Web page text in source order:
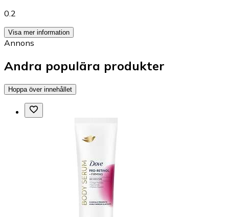
0.2
Visa mer information
Annons
Andra populära produkter
Hoppa över innehållet